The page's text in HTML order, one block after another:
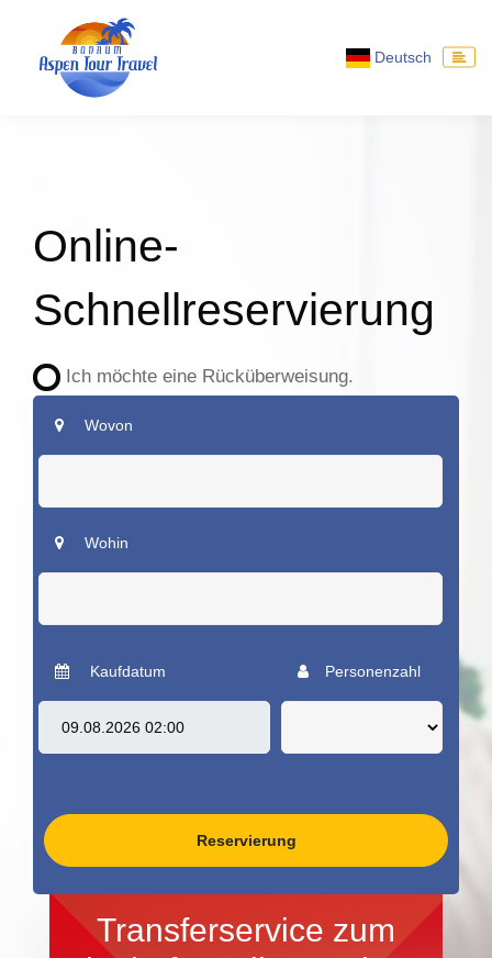
Deutsch
Online-
Schnellreservierung
Ich möchte eine Rücküberweisung.
Wovon
Wohin
Kaufdatum Personenzahl
Reservierung
Transferservice zum